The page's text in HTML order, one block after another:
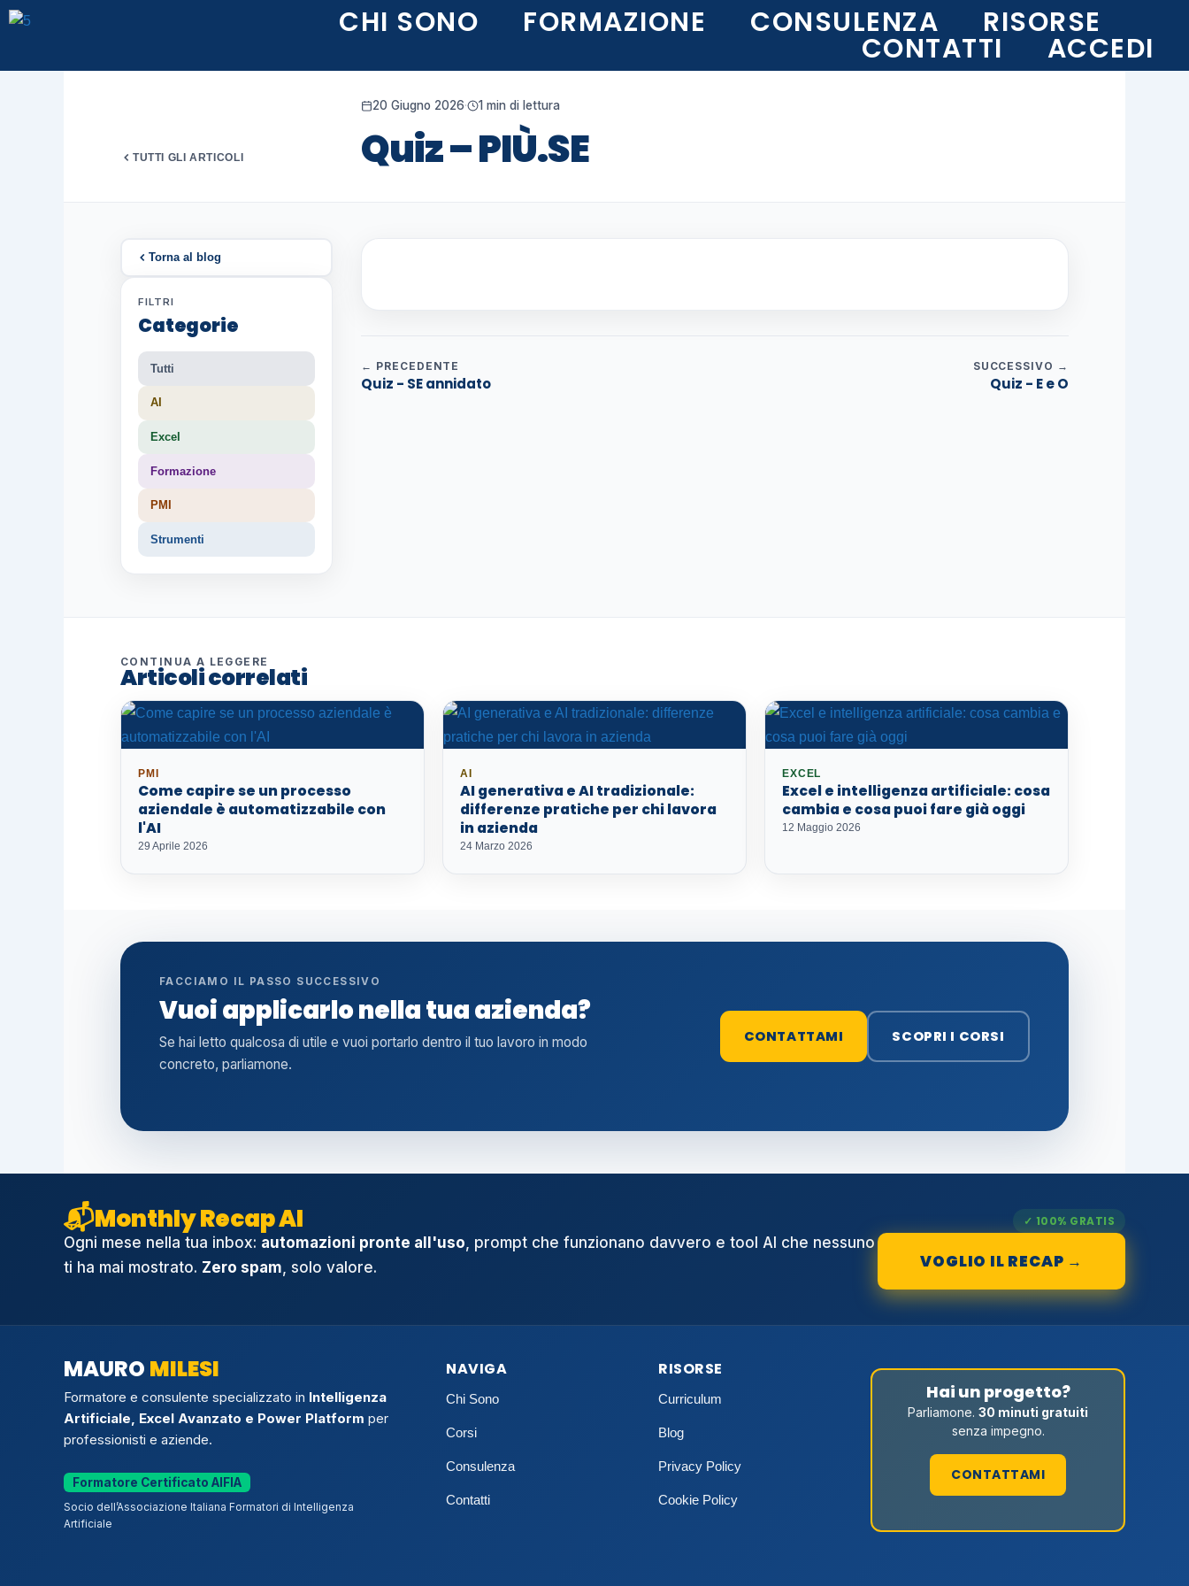
Vai
CHI SONO FORMAZIONE CONSULENZA RISORSE
CONTATTI ACCEDI
TUTTI GLI ARTICOLI
20 Giugno 2026· 1 min di lettura
Quiz – PIÙ.SE
Torna al blog
FILTRI
Categorie
Tutti
AI
Excel
Formazione
PMI
Strumenti
← PRECEDENTE
Quiz - SE annidato
SUCCESSIVO →
Quiz - E e O
CONTINUA A LEGGERE
Articoli correlati
PMI
Come capire se un processo
aziendale è automatizzabile con
l'AI
29 Aprile 2026
AI
AI generativa e AI tradizionale:
differenze pratiche per chi lavora
in azienda
24 Marzo 2026
EXCEL
Excel e intelligenza artificiale: cosa
cambia e cosa puoi fare già oggi
12 Maggio 2026
FACCIAMO IL PASSO SUCCESSIVO
Vuoi applicarlo nella tua azienda?
Se hai letto qualcosa di utile e vuoi portarlo dentro il tuo lavoro in modo
concreto, parliamone.
CONTATTAMI SCOPRI I CORSI
📬Monthly Recap AI
Ogni mese nella tua inbox: automazioni pronte all'uso, prompt che funzionano davvero e tool AI che nessuno
ti ha mai mostrato. Zero spam, solo valore.
✓ 100% GRATIS
VOGLIO IL RECAP →
MAURO MILESI
Formatore e consulente specializzato in Intelligenza
Artificiale, Excel Avanzato e Power Platform per
professionisti e aziende.
Formatore Certificato AIFIA
Socio dell’Associazione Italiana Formatori di Intelligenza
Artificiale
NAVIGA
Chi Sono
Corsi
Consulenza
Contatti
RISORSE
Curriculum
Blog
Privacy Policy
Cookie Policy
Hai un progetto?
Parliamone. 30 minuti gratuiti
senza impegno.
CONTATTAMI